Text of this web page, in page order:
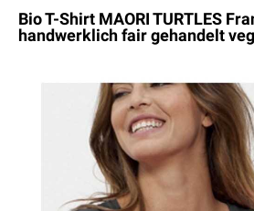
Bio T-Shirt MAORI TURTLES
handwerklich fair gehandelt